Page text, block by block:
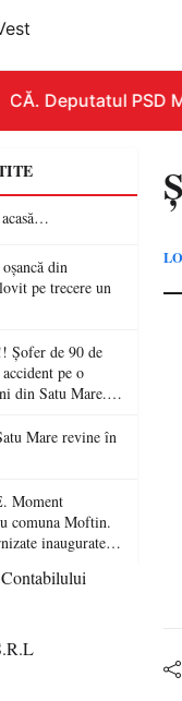
Deputatul PSD
din
pe trecere un
de 90 de
pe o
din Satu Mare. O
Mare revine în
Moment
comuna Moftin.
inaugurate în